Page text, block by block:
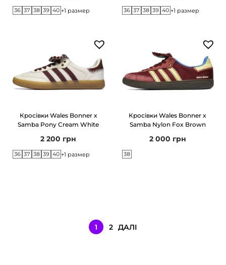
36 37 38 39 40 +1 размер 36 37 38 39 40 +1 размер
Кросівки Wales Bonner x
Samba Pony Cream White
2 200 грн
36 37 38 39 40 +1 размер
Кросівки Wales Bonner x
Samba Nylon Fox Brown
2 000 грн
38
1 2 ДАЛІ